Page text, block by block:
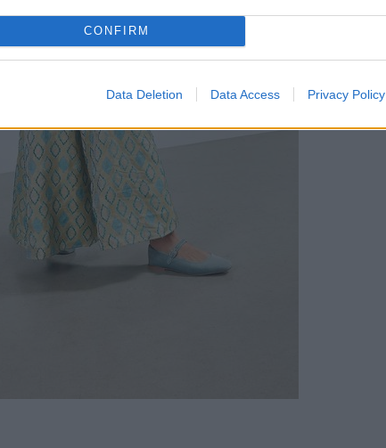
CONFIRM
Data Deletion Data Access Privacy Policy